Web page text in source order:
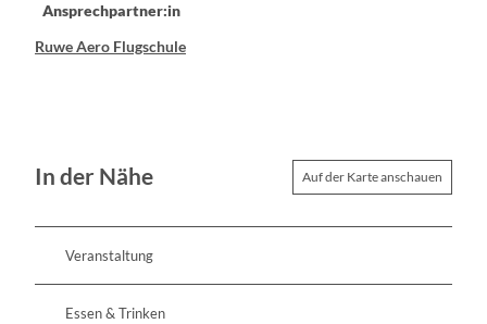
Ansprechpartner:in
Ruwe Aero Flugschule
In der Nähe Auf der Karte anschauen
Veranstaltung
Essen & Trinken